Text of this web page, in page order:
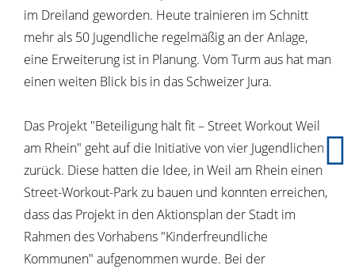
im Dreiland geworden. Heute trainieren im Schnitt
mehr als 50 Jugendliche regelmäßig an der Anlage,
eine Erweiterung ist in Planung. Vom Turm aus hat man
einen weiten Blick bis in das Schweizer Jura.
Das Projekt "Beteiligung hält fit – Street Workout Weil
am Rhein" geht auf die Initiative von vier Jugendlichen
zurück. Diese hatten die Idee, in Weil am Rhein einen
Street-Workout-Park zu bauen und konnten erreichen,
dass das Projekt in den Aktionsplan der Stadt im
Rahmen des Vorhabens "Kinderfreundliche
Kommunen" aufgenommen wurde. Bei der